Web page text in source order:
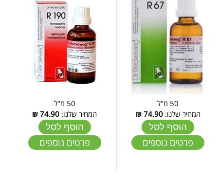
50 מ"ל
המחיר שלנו:74.90
₪
הוסף לסל
פרטים נוספים
50 מ"ל
המחיר שלנו: 74.90
₪
הוסף לסל
פרטים נוספים